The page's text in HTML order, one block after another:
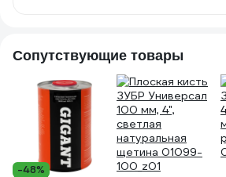
Сопутствующие товары
-48%